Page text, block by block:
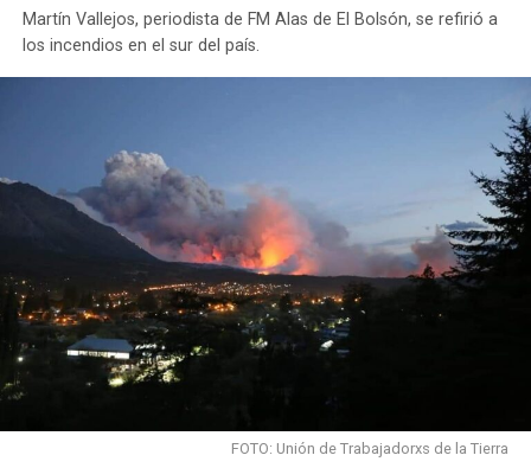
Martín Vallejos, periodista de FM Alas de El Bolsón, se refirió a
los incendios en el sur del país.
FOTO: Unión de Trabajadorxs de la Tierra